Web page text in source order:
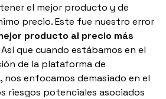
el mejor producto y de
precio. Este fue nuestro error
producto al precio más
Así que cuando estábamos en el
de la plataforma de
nos enfocamos demasiado en el
riesgos potenciales asociados